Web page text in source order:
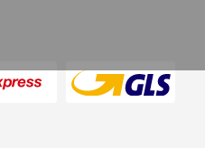
Wohlfühlort, der
vereint –
"TARSUS".